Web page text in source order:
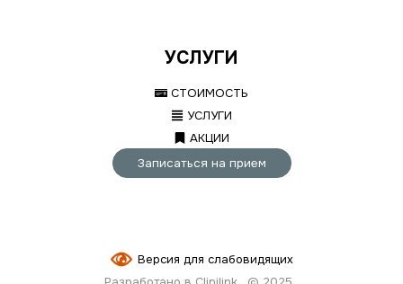
УСЛУГИ
СТОИМОСТЬ
УСЛУГИ
АКЦИИ
Записаться на прием
Версия для слабовидящих